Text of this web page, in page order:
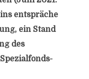
entspräche
ein Stand
des